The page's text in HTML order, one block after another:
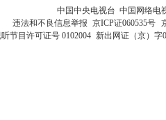
中国中央电视台 中国网络电
违法和不良信息举报 京ICP证060535号
节目许可证号 0102004 新出网证（京）